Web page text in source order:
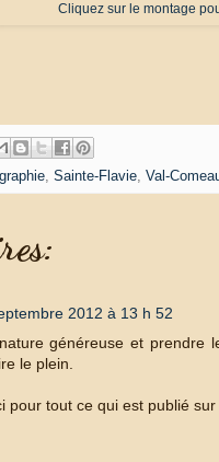
Cliquez sur le montage
, Sainte-Flavie, Val-
2012 à 13 h 52
généreuse et prendre
le plein.
pour tout ce qui est publié